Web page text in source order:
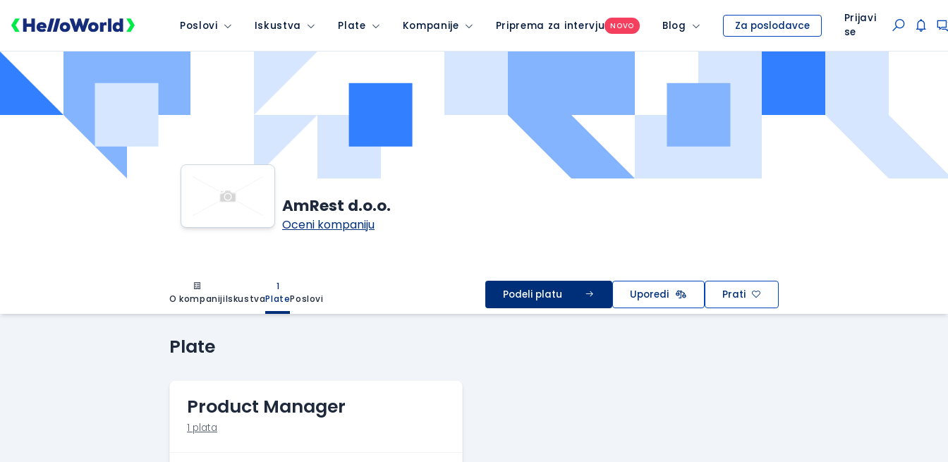
Poslovi Iskustva Plate Kompanije Priprema za intervju NOVO Blog Za poslodavce
Prijavi
se
AmRest d.o.o.
Oceni kompaniju
O kompanijiIskustva
1
PlatePoslovi Podeli platu Uporedi Prati
Plate
Product Manager
1 plata